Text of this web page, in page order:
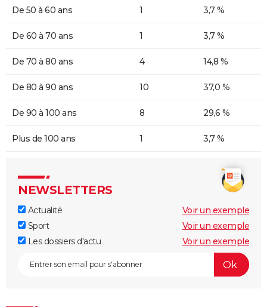
De 50 à 60 ans 1 3,7 %
De 60 à 70 ans 1 3,7 %
De 70 à 80 ans 4 14,8 %
De 80 à 90 ans 10 37,0 %
De 90 à 100 ans 8 29,6 %
Plus de 100 ans 1 3,7 %
NEWSLETTERS
Actualité
Voir un exemple
Sport
Voir un exemple
Les dossiers d'actu
Voir un exemple